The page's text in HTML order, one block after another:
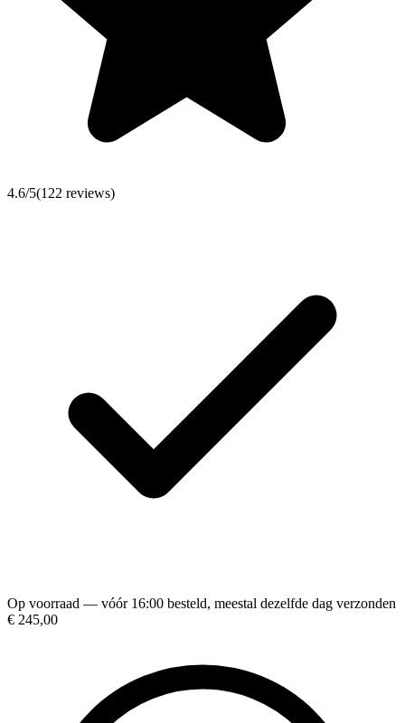
4.6/5(122 reviews)
Op voorraad — vóór 16:00 besteld, meestal dezelfde dag verzonden
€ 245,00